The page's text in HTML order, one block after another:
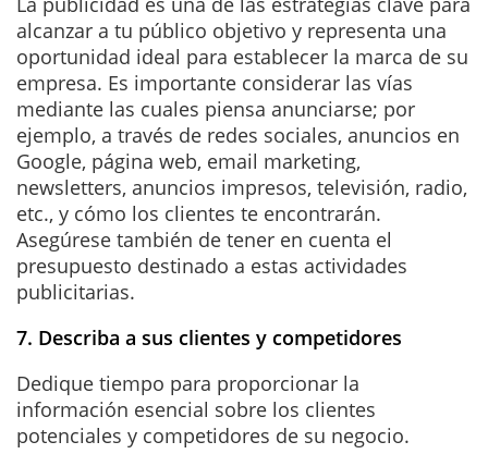
alcanzar a tu público objetivo y representa una
oportunidad ideal para establecer la marca de su
empresa. Es importante considerar las vías
mediante las cuales piensa anunciarse; por
ejemplo, a través de redes sociales, anuncios en
Google, página web, email marketing,
newsletters, anuncios impresos, televisión, radio,
etc., y cómo los clientes te encontrarán.
Asegúrese también de tener en cuenta el
presupuesto destinado a estas actividades
publicitarias.
7. Describa a sus clientes y competidores
Dedique tiempo para proporcionar la
información esencial sobre los clientes
potenciales y competidores de su negocio.